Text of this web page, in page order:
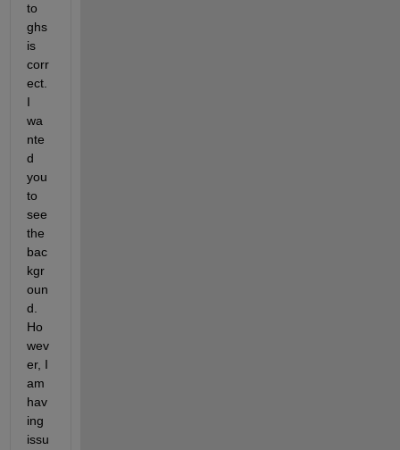
to
ghs
is
corr
ect.
I
wa
nte
d
you
to
see
the
bac
kgr
oun
d.
Ho
wev
er, I
am
hav
ing
issu